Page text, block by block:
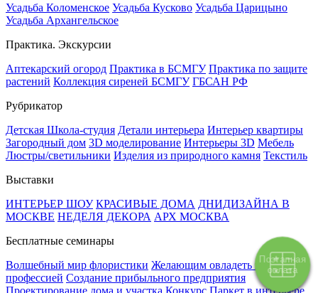
Поэтапная
оплата
Усадьба Коломенское Усадьба Кусково Усадьба Царицыно
Усадьба Архангельское
Практика. Экскурсии
Аптекарский огород Практика в БСМГУ Практика по защите
растений Коллекция сиреней БСМГУ ГБСАН РФ
Рубрикатор
Детская Школа-студия Детали интерьера Интерьер квартиры
Загородный дом 3D моделирование Интерьеры 3D Мебель
Люстры/светильники Изделия из природного камня Текстиль
Выставки
ИНТЕРЬЕР ШОУ КРАСИВЫЕ ДОМА ДНИДИЗАЙНА В
МОСКВЕ НЕДЕЛЯ ДЕКОРА АРХ МОСКВА
Бесплатные семинары
Волшебный мир флористики Желающим овладеть новой
профессией Создание прибыльного предприятия
Проектирование дома и участка Конкурс Паркет в интерьере